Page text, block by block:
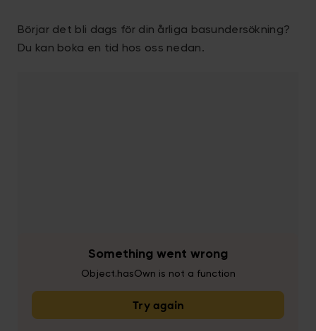
Börjar det bli dags för din årliga basundersökning?
Du kan boka en tid hos oss nedan.